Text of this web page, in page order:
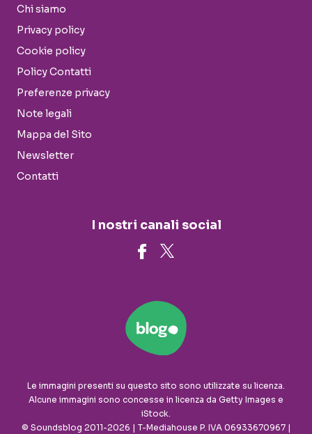
Chi siamo
Privacy policy
Cookie policy
Policy Contatti
Preferenze privacy
Note legali
Mappa del Sito
Newsletter
Contatti
I nostri canali social
Le immagini presenti su questo sito sono utilizzate su licenza.
Alcune immagini sono concesse in licenza da Getty Images e
iStock.
© Soundsblog 2011-2026 | T-Mediahouse P. IVA 06933670967 |